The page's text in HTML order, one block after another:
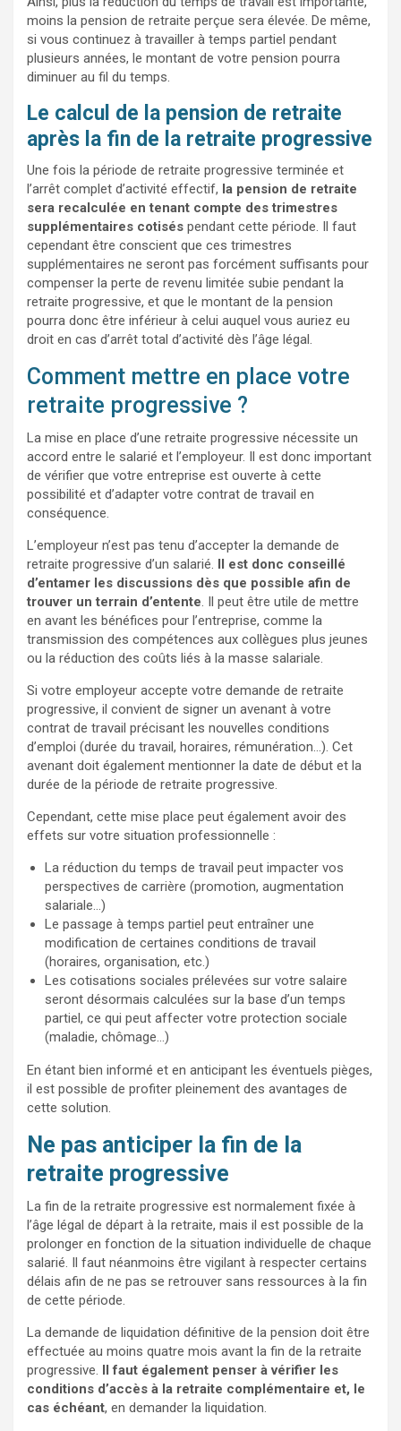
moins la pension de retraite perçue sera élevée. De même,
si vous continuez à travailler à temps partiel pendant
plusieurs années, le montant de votre pension pourra
diminuer au fil du temps.
Le calcul de la pension de retraite
après la fin de la retraite progressive
Une fois la période de retraite progressive terminée et
l’arrêt complet d’activité effectif, la pension de retraite
sera recalculée en tenant compte des trimestres
supplémentaires cotisés pendant cette période. Il faut
cependant être conscient que ces trimestres
supplémentaires ne seront pas forcément suffisants pour
compenser la perte de revenu limitée subie pendant la
retraite progressive, et que le montant de la pension
pourra donc être inférieur à celui auquel vous auriez eu
droit en cas d’arrêt total d’activité dès l’âge légal.
Comment mettre en place votre
retraite progressive ?
La mise en place d’une retraite progressive nécessite un
accord entre le salarié et l’employeur. Il est donc important
de vérifier que votre entreprise est ouverte à cette
possibilité et d’adapter votre contrat de travail en
conséquence.
L’employeur n’est pas tenu d’accepter la demande de
retraite progressive d’un salarié.
Il est donc conseillé
d’entamer les discussions dès que possible afin de
trouver un terrain d’entente. Il peut être utile de mettre
en avant les bénéfices pour l’entreprise, comme la
transmission des compétences aux collègues plus jeunes
ou la réduction des coûts liés à la masse salariale.
Si votre employeur accepte votre demande de retraite
progressive, il convient de signer un avenant à votre
contrat de travail précisant les nouvelles conditions
d’emploi (durée du travail, horaires, rémunération…). Cet
avenant doit également mentionner la date de début et la
durée de la période de retraite progressive.
Cependant, cette mise place peut également avoir des
effets sur votre situation professionnelle :
La réduction du temps de travail peut impacter vos
perspectives de carrière (promotion, augmentation
salariale…)
Le passage à temps partiel peut entraîner une
modification de certaines conditions de travail
(horaires, organisation, etc.)
Les cotisations sociales prélevées sur votre salaire
seront désormais calculées sur la base d’un temps
partiel, ce qui peut affecter votre protection sociale
(maladie, chômage…)
En étant bien informé et en anticipant les éventuels pièges,
il est possible de profiter pleinement des avantages de
cette solution.
Ne pas anticiper la fin de la
retraite progressive
La fin de la retraite progressive est normalement fixée à
l’âge légal de départ à la retraite, mais il est possible de la
prolonger en fonction de la situation individuelle de chaque
salarié. Il faut néanmoins être vigilant à respecter certains
délais afin de ne pas se retrouver sans ressources à la fin
de cette période.
La demande de liquidation définitive de la pension doit être
effectuée au moins quatre mois avant la fin de la retraite
progressive.
Il faut également penser à vérifier les
conditions d’accès à la retraite complémentaire et, le
cas échéant, en demander la liquidation.